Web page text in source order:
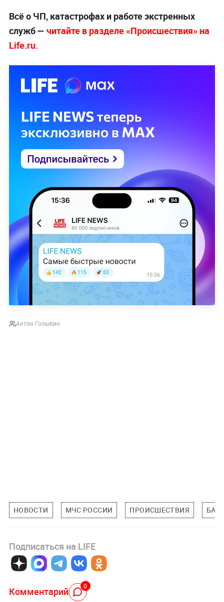
Всё о ЧП, катастрофах и работе экстренных
служб — читайте в разделе «Происшествия» на
Life.ru.
Антон Голыбин
НОВОСТИ МЧС РОССИИ ПРОИСШЕСТВИЯ
Подписаться на LIFE
Комментарий 0